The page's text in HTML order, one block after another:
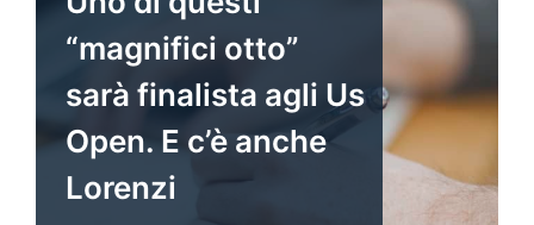
“magnifici otto”
sarà finalista agli Us
Open. E c’è anche
Lorenzi